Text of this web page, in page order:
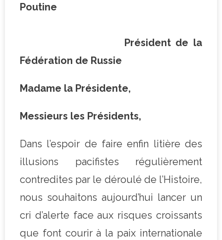
Poutine
Président de la
Fédération de Russie
Madame la Présidente,
Messieurs les Présidents,
Dans l’espoir de faire enfin litière des
illusions pacifistes régulièrement
contredites par le déroulé de l’Histoire,
nous souhaitons aujourd’hui lancer un
cri d’alerte face aux risques croissants
que font courir à la paix internationale